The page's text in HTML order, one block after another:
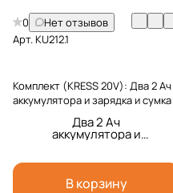
0
Нет отзывов
Арт.KU212.1
Комплект (KRESS 20V): Два 2 Ач
аккумулятора и зарядка и сумка
Два 2 Ач
аккумулятора и
зарядка и сумка
В корзину